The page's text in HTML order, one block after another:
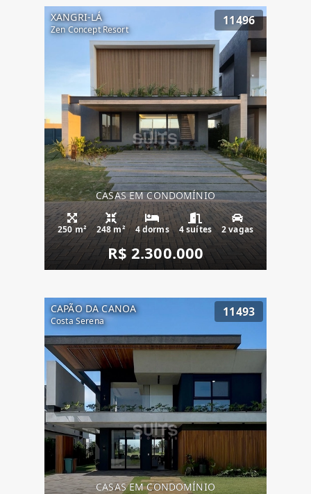
XANGRI-LÁ
Zen Concept Resort
11496
CASAS EM CONDOMÍNIO
250 m² 248 m² 4 dorms 4 suítes 2 vagas
R$ 2.300.000
CAPÃO DA CANOA
Costa Serena
11493
CASAS EM CONDOMÍNIO